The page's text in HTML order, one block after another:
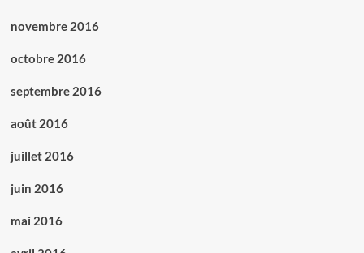
novembre 2016
octobre 2016
septembre 2016
août 2016
juillet 2016
juin 2016
mai 2016